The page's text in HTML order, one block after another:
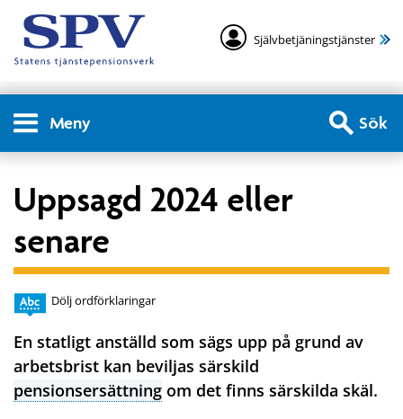
Självbetjäningstjänster
Meny Sök
Uppsagd 2024 eller
senare
Dölj ordförklaringar
En statligt anställd som sägs upp på grund av
arbetsbrist kan beviljas särskild
pensionsersättning om det finns särskilda skäl.